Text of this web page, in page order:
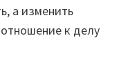
а изменить
к делу